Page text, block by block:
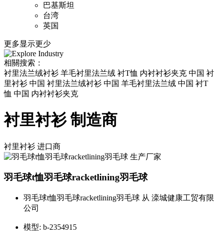
巴基斯坦
台湾
英国
更多显示更少
相關搜索：
衬里法兰绒衬衫 羊毛衬里法兰绒 衬T恤 内衬衬衫夹克 中国 衬
里衬衫 中国 衬里法兰绒衬衫 中国 羊毛衬里法兰绒 中国 衬T
恤 中国 内衬衬衫夹克
衬里衬衫 制造商
衬里衬衫 进口商
羽毛球t恤羽毛球racketlining羽毛球
羽毛球t恤羽毛球racketlining羽毛球 从 滦城健康工贸有限
公司
模型: b-2354915